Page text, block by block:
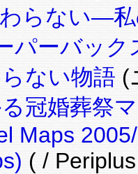
らない―
パーバック
ない物語 (
冠婚葬祭
Maps
( /